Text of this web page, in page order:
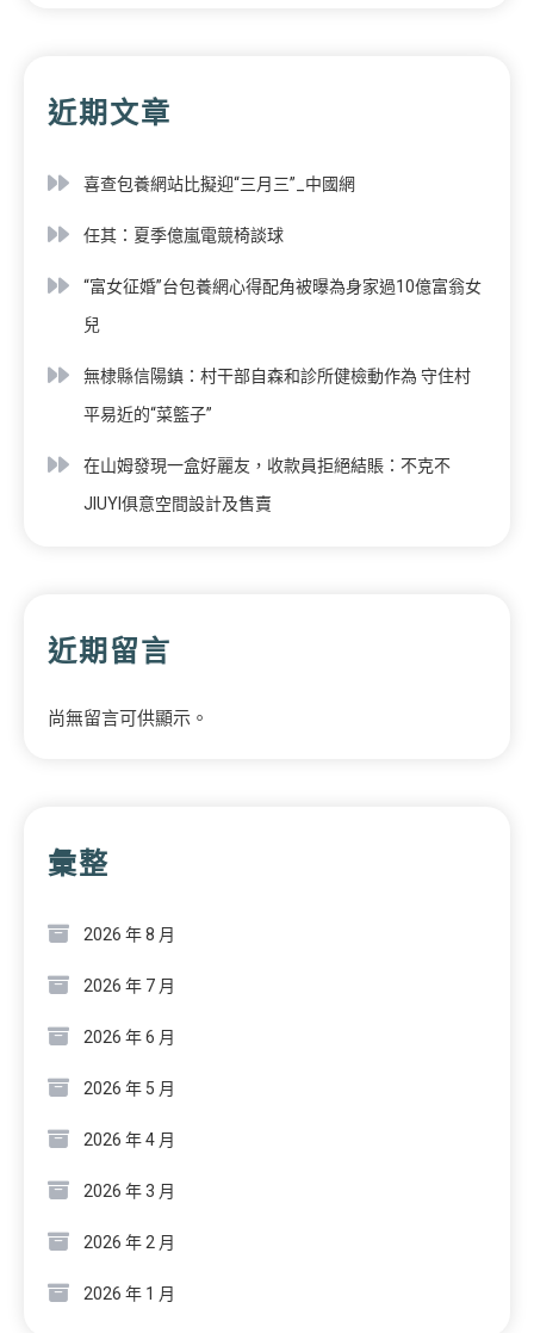
近期文章
喜查包養網站比擬迎“三月三”_中國網
任其：夏季億嵐電競椅談球
“富女征婚”台包養網心得配角被曝為身家過10億富翁女
兒
無棣縣信陽鎮：村干部自森和診所健檢動作為 守住村
平易近的“菜籃子”
在山姆發現一盒好麗友，收款員拒絕結賬：不克不
JIUYI俱意空間設計及售賣
近期留言
尚無留言可供顯示。
彙整
2026 年 8 月
2026 年 7 月
2026 年 6 月
2026 年 5 月
2026 年 4 月
2026 年 3 月
2026 年 2 月
2026 年 1 月